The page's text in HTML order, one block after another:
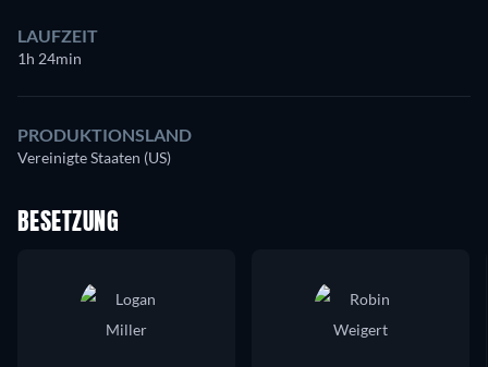
LAUFZEIT
1h 24min
PRODUKTIONSLAND
Vereinigte Staaten (US)
BESETZUNG